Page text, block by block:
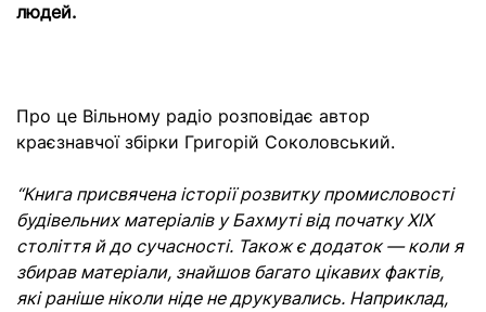
людей.
Про це Вільному радіо розповідає автор
краєзнавчої збірки Григорій Соколовський.
“Книга присвячена історії розвитку промисловості
будівельних матеріалів у Бахмуті від початку XIX
століття й до сучасності. Також є додаток — коли я
збирав матеріали, знайшов багато цікавих фактів,
які раніше ніколи ніде не друкувались. Наприклад,